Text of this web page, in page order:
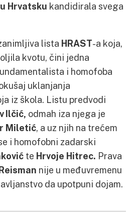
Hrvatsku kandidirala svega
lista HRAST-a koja,
kvotu, čini jedna
i homofoba
uklanjanja
iz škola. Listu predvodi
Ilčić, odmah iza njega je
Miletić, a uz njih na trećem
i homofobni zadarski
te Hrvoje Hitrec. Prava
nije u međuvremenu
da upotpuni dojam.